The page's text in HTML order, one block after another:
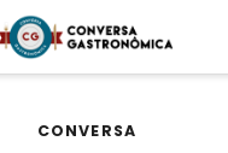
CONVERSA